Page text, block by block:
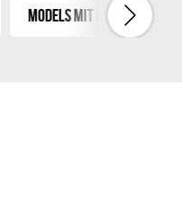
Models mit Handicap